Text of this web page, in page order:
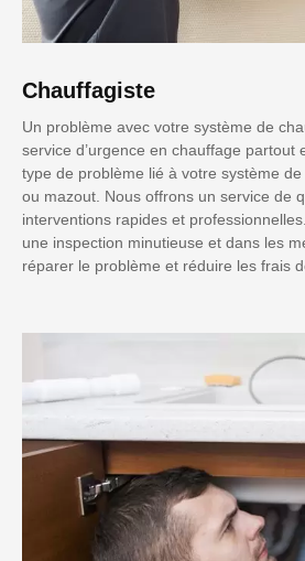
Chauffagiste
Un problème avec votre système de
service d’urgence en chauffage partout
type de problème lié à votre système
ou mazout. Nous offrons un service de
interventions rapides et
une inspection minutieuse et dans les
réparer le problème et réduire les frais